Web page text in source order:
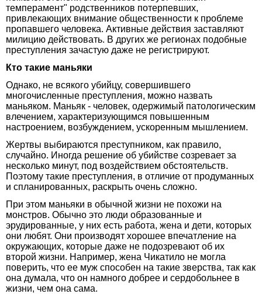
темперамент" родственников потерпевших,
привлекающих внимание общественности к проблеме
пропавшего человека. Активные действия заставляют
милицию действовать. В других же регионах подобные
преступления зачастую даже не регистрируют.
Кто такие маньяки
Однако, не всякого убийцу, совершившего
многочисленные преступления, можно назвать
маньяком. Маньяк - человек, одержимый патологическим
влечением, характеризующимся повышенным
настроением, возбуждением, ускоренным мышлением.
Жертвы выбираются преступником, как правило,
случайно. Иногда решение об убийстве созревает за
несколько минут, под воздействием обстоятельств.
Поэтому такие преступления, в отличие от продуманных
и спланированных, раскрыть очень сложно.
При этом маньяки в обычной жизни не похожи на
монстров. Обычно это люди образованные и
эрудированные, у них есть работа, жена и дети, которых
они любят. Они производят хорошее впечатление на
окружающих, которые даже не подозревают об их
второй жизни. Например, жена Чикатило не могла
поверить, что ее муж способен на такие зверства, так как
она думала, что он намного добрее и сердобольнее в
жизни, чем она сама.